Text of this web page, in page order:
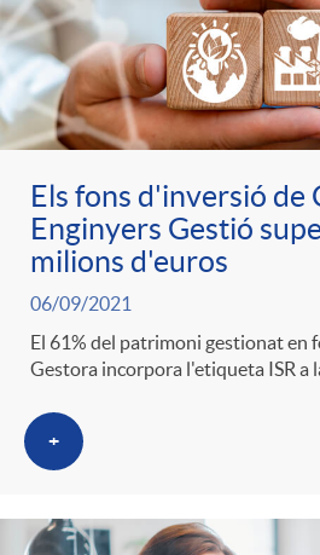
Els fons d'inversió de
Enginyers Gestió
milions d'euros
06/09/2021
El 61% del patrimoni gestionat en
Gestora incorpora l'etiqueta ISR a
+